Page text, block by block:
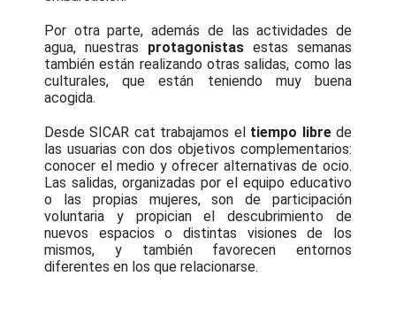
Por otra parte, además de las actividades de
agua, nuestras protagonistas estas semanas
también están realizando otras salidas, como las
culturales, que están teniendo muy buena
acogida.
Desde SICAR cat trabajamos el tiempo librede
las usuarias con dos objetivos complementarios:
conocer el medio y ofrecer alternativas de ocio.
Las salidas, organizadas por el equipo educativo
o las propias mujeres, son de participación
voluntaria y propician el descubrimiento de
nuevos espacios o distintas visiones de los
mismos, y también favorecen entornos
diferentes en los que relacionarse.